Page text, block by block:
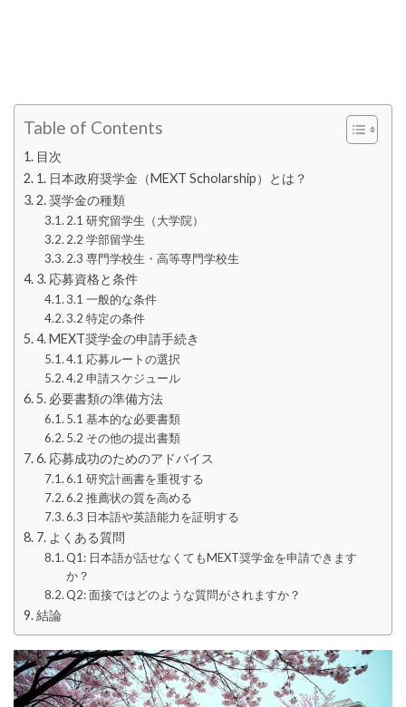
Table of Contents
目次
1. 日本政府奨学金（MEXT Scholarship）とは？
2. 奨学金の種類
2.1 研究留学生（大学院）
2.2 学部留学生
2.3 専門学校生・高等専門学校生
3. 応募資格と条件
3.1 一般的な条件
3.2 特定の条件
4. MEXT奨学金の申請手続き
4.1 応募ルートの選択
4.2 申請スケジュール
5. 必要書類の準備方法
5.1 基本的な必要書類
5.2 その他の提出書類
6. 応募成功のためのアドバイス
6.1 研究計画書を重視する
6.2 推薦状の質を高める
6.3 日本語や英語能力を証明する
7. よくある質問
Q1: 日本語が話せなくてもMEXT奨学金を申請できます
か？
Q2: 面接ではどのような質問がされますか？
結論